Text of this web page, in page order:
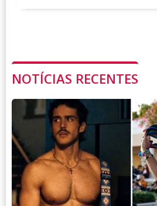
NOTÍCIAS RECENTES